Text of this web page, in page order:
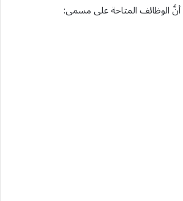
أنَّ الوظائف المتاحة على مسمى: